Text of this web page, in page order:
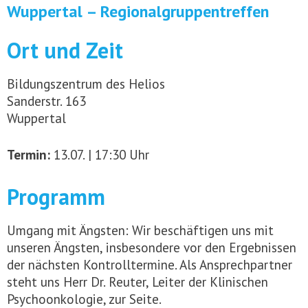
Wuppertal – Regionalgruppentreffen
Ort und Zeit
Bildungszentrum des Helios
Sanderstr. 163
Wuppertal
Termin: 13.07. | 17:30 Uhr
Programm
Umgang mit Ängsten: Wir beschäftigen uns mit
unseren Ängsten, insbesondere vor den Ergebnissen
der nächsten Kontrolltermine. Als Ansprechpartner
steht uns Herr Dr. Reuter, Leiter der Klinischen
Psychoonkologie, zur Seite.